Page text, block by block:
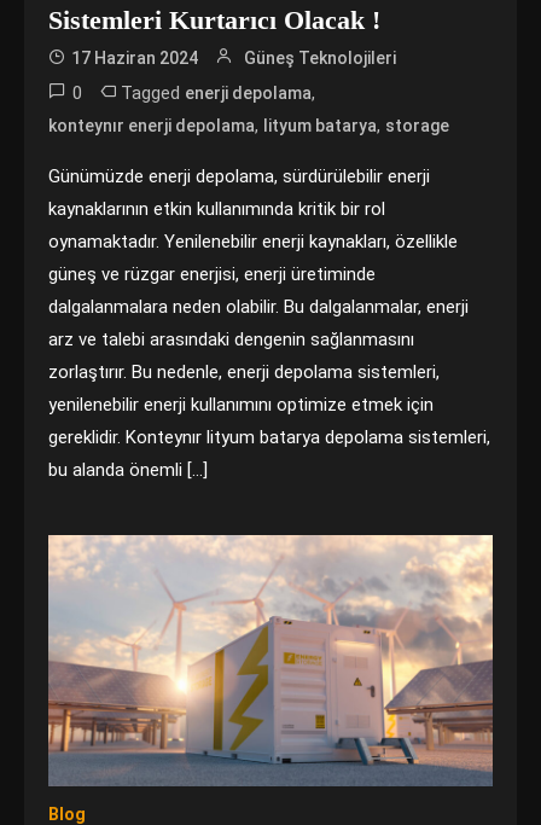
Sistemleri Kurtarıcı Olacak !
17 Haziran 2024 Güneş Teknolojileri
0 Tagged enerji depolama,
konteynır enerji depolama, lityum batarya, storage
Günümüzde enerji depolama, sürdürülebilir enerji
kaynaklarının etkin kullanımında kritik bir rol
oynamaktadır. Yenilenebilir enerji kaynakları, özellikle
güneş ve rüzgar enerjisi, enerji üretiminde
dalgalanmalara neden olabilir. Bu dalgalanmalar, enerji
arz ve talebi arasındaki dengenin sağlanmasını
zorlaştırır. Bu nedenle, enerji depolama sistemleri,
yenilenebilir enerji kullanımını optimize etmek için
gereklidir. Konteynır lityum batarya depolama sistemleri,
bu alanda önemli […]
Blog